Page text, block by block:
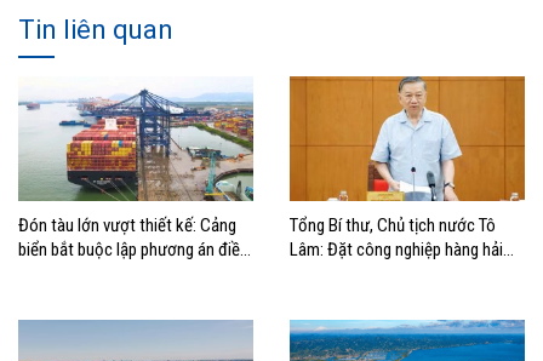
Tin liên quan
Đón tàu lớn vượt thiết kế: Cảng
biển bắt buộc lập phương án điều
Tổng Bí thư, Chủ tịch nước Tô
Lâm: Đặt công nghiệp hàng hải
biển mạnh